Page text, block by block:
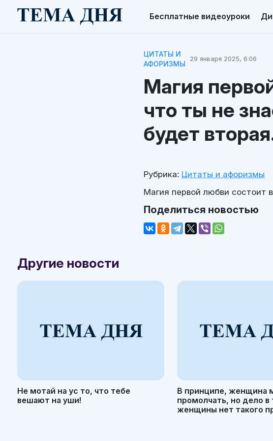
Бесплатные видеоуроки
ЦИТАТЫ И
АФОРИЗМЫ
29 января 2025, 6:06
Магия
что ты не
будет
Рубрика: Цитаты и афоризмы
Магия первой любви состоит
Поделиться новостью
Другие новости
Не мотай на ус то, что тебе
вешают на уши!
В принципе, женщина
промолчать, но дело в
женщины нет такого